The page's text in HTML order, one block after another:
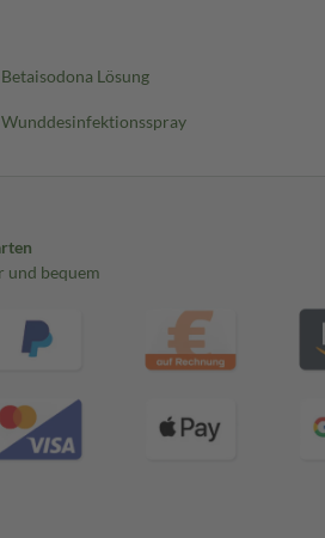
Betaisodona Lösung
Wunddesinfektionsspray
und bequem